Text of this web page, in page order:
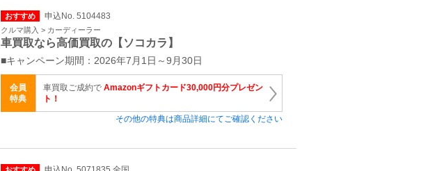
おすすめ 申込No. 5104483
クルマ購入 > カーディーラー
車買取なら高価買取の【ソコカラ】
■キャンペーン期間：2026年7月1日～9月30日
会員
特典
車買取ご成約で Amazonギフトカード30,000円分プレゼン
ト！
その他の特典は商品詳細にてご確認ください